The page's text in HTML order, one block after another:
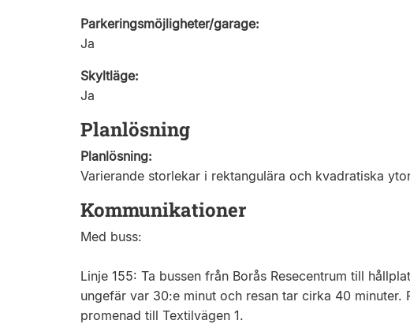
Parkeringsmöjligheter/garage:
Ja
Skyltläge:
Ja
Planlösning
Planlösning:
Varierande storlekar i rektangulära och kvadratiska
Kommunikationer
Med buss:
Linje 155: Ta bussen från Borås Resecentrum till
ungefär var 30:e minut och resan tar cirka 40 minuter.
promenad till Textilvägen 1. ​